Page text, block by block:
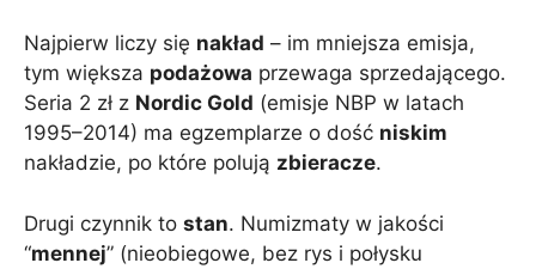
Najpierw liczy się nakład – im mniejsza emisja,
tym większa podażowa przewaga sprzedającego.
Seria 2 zł z Nordic Gold (emisje NBP w latach
1995–2014) ma egzemplarze o dość niskim
nakładzie, po które polują zbieracze.
Drugi czynnik to stan. Numizmaty w jakości
“mennej” (nieobiegowe, bez rys i połysku